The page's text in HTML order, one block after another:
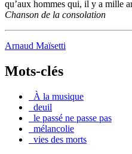
qu’aux hommes qui, il y a mille
Chanson de la consolation
Arnaud Maïsetti
Mots-clés
_À la musique
_deuil
_le passé ne passe pas
_mélancolie
_vies des morts